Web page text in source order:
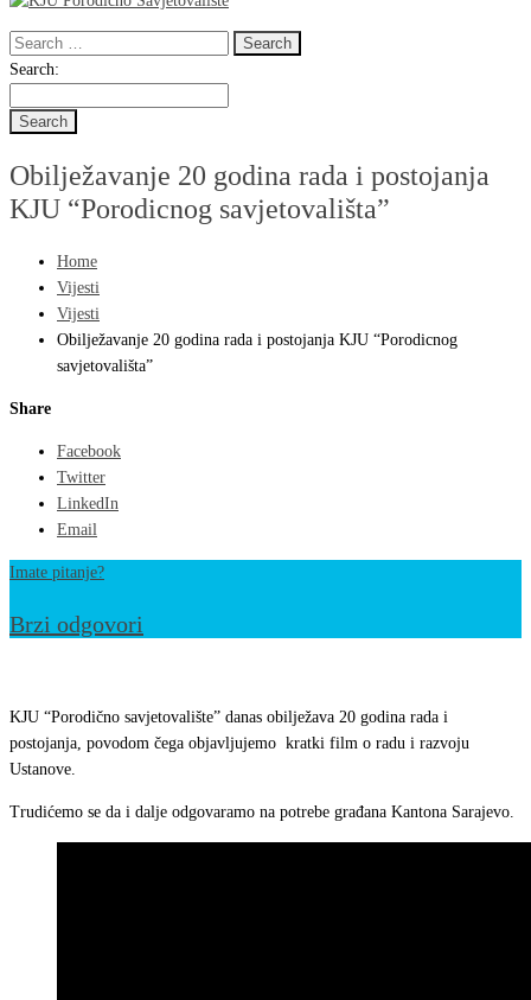
Search
for:
Search
Search:
Obilježavanje 20 godina rada i postojanja
KJU “Porodicnog savjetovališta”
Home
Vijesti
Vijesti
Obilježavanje 20 godina rada i postojanja KJU “Porodicnog
savjetovališta”
Share
Facebook
Twitter
LinkedIn
Email
Imate pitanje?
Brzi odgovori
20
godina
rada
i
postojanja
KJU “Porodično savjetovalište” danas obilježava 20 godina rada i
postojanja, povodom čega objavljujemo kratki film o radu i razvoju
Ustanove.
Trudićemo se da i dalje odgovaramo na potrebe građana Kantona Sarajevo.